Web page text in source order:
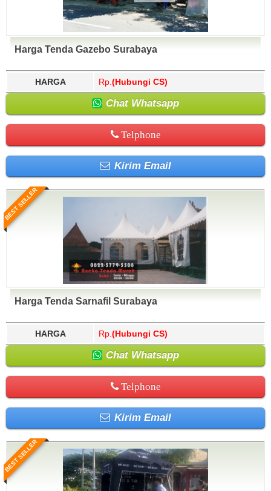
Harga Tenda Gazebo Surabaya
HARGA Rp. (Hubungi CS)
Chat Whatsapp
Telphone
Kirim Email
BEST SELLER
Harga Tenda Sarnafil Surabaya
HARGA Rp. (Hubungi CS)
Chat Whatsapp
Telphone
Kirim Email
BEST SELLER